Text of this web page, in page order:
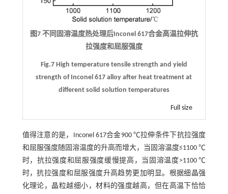
图7 不同固溶温度热处理后Inconel 617合金高温拉伸抗
拉强度和屈服强度
Fig.7 High temperature tensile strength and yield
strength of Inconel 617 alloy after heat treatment at
different solid solution temperatures
Full size
值得注意的是，Inconel 617合金900 ℃拉伸条件下抗拉强度
和屈服强度随固溶温度的升高而增大，当固溶温度≤1100 ℃
时，抗拉强度和屈服强度缓慢提高，当固溶温度>1100 ℃
时，抗拉强度和屈服强度升高趋势更加明显。根据细晶强
化理论，晶粒越细小，材料的强度越高，但在高温下恰恰